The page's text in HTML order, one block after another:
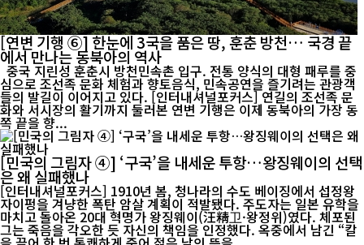
[연변 기행 ⑥] 한눈에 3국을 품은 땅, 훈춘 방천… 국경 끝
에서 만나는 동북아의 역사
심으로 조선족 문화 체험과 향토음식, 민속공연을 즐기려는 관광객
들의 발길이 이어지고 있다. [인터내셔널포커스] 연길의 조선족 문
화와 서시장의 활기까지 둘러본 연변 기행은 이제 동북아의 가장 동
쪽 끝을 향...
[민국의 그림자 ④] ‘구국’을 내세운 투항…왕징웨이의 선택
은 왜 실패했나
[인터내셔널포커스] 1910년 봄, 청나라의 수도 베이징에서 섭정왕
자이펑을 겨냥한 폭탄 암살 계획이 적발됐다. 주도자는 일본 유학을
마치고 돌아온 20대 혁명가 왕징웨이(汪精卫·왕정위)였다. 체포된
그는 죽음을 각오한 듯 자신의 책임을 인정했다. 옥중에서 남긴 “칼